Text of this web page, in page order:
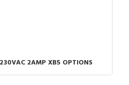
2AMP XB5 OPTIONS